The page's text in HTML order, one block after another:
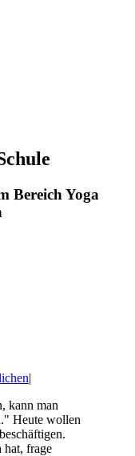
Bereich Yoga
|
kann man
Heute wollen
hat, frage